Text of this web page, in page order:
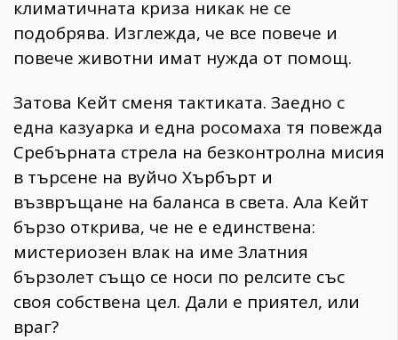
климатичната криза никак не се
подобрява. Изглежда, че все повече и
повече животни имат нужда от помощ.
Затова Кейт сменя тактиката. Заедно с
една казуарка и една росомаха тя повежда
Сребърната стрела на безконтролна мисия
в търсене на вуйчо Хърбърт и
възвръщане на баланса в света. Ала Кейт
бързо открива, че не е единствена:
мистериозен влак на име Златния
бързолет също се носи по релсите със
своя собствена цел. Дали е приятел, или
враг?